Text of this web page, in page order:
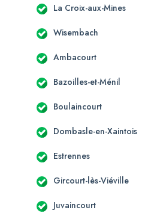
La Croix-aux-Mines
Wisembach
Ambacourt
Bazoilles-et-Ménil
Boulaincourt
Dombasle-en-Xaintois
Estrennes
Gircourt-lès-Viéville
Juvaincourt